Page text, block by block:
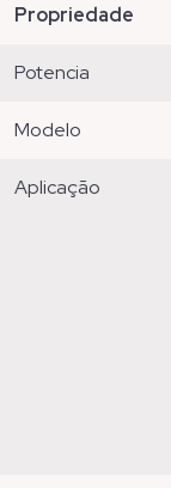
propriedade
potencia
modelo
aplicação